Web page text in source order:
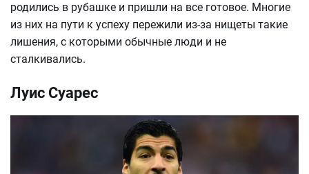
родились в рубашке и пришли на все готовое. Многие
из них на пути к успеху пережили из-за нищеты такие
лишения, с которыми обычные люди и не
сталкивались.
Луис Суарес